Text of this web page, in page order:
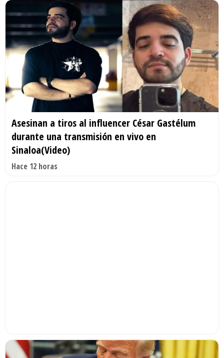
Asesinan a tiros al influencer César Gastélum
durante una transmisión en vivo en
Sinaloa(Video)
Hace 12 horas